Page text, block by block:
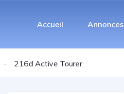
Accueil Annonces
216d Active Tourer